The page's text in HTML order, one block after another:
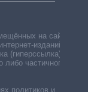
на сайте,
изданий —
(гиперссылка)
частичного
политиков и